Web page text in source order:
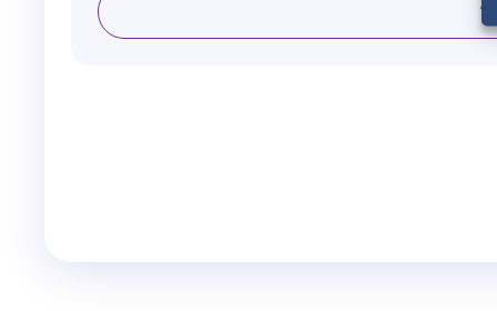
Founder Bruno Cordioli.